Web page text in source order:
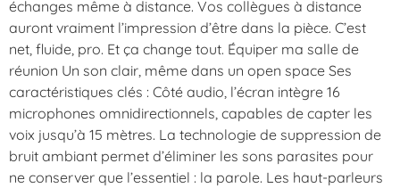
échanges même à distance. Vos collègues à distance
auront vraiment l’impression d’être dans la pièce. C’est
net, fluide, pro. Et ça change tout. Équiper ma salle de
réunion Un son clair, même dans un open space Ses
caractéristiques clés : Côté audio, l’écran intègre 16
microphones omnidirectionnels, capables de capter les
voix jusqu’à 15 mètres. La technologie de suppression de
bruit ambiant permet d’éliminer les sons parasites pour
ne conserver que l’essentiel : la parole. Les haut-parleurs